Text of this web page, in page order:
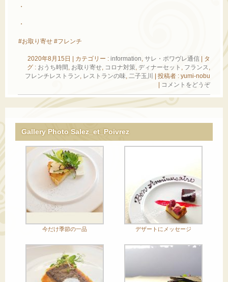
・
・
#お取り寄せ #フレンチ
2020年8月15日 | カテゴリー : information サレ・ポワヴレ通信 | タ
グ : おうち時間 お取り寄せ コロナ対策 ディナーセット フランス
フレンチレストラン
レストランの味 二子玉川 | 投稿者 : yumi-nobu
| コメントをどうぞ
Gallery Photo Salez_et_Poivrez
今だけ季節の一品 デザートにメッセージ